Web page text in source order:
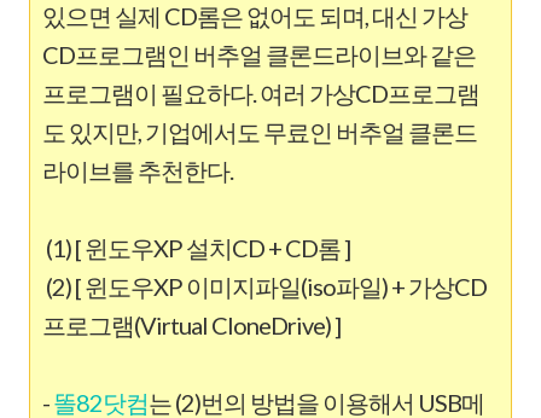
있으면 실제 CD롬은 없어도 되며, 대신 가상
CD프로그램인 버추얼 클론드라이브와 같은
프로그램이 필요하다. 여러 가상CD프로그램
도 있지만, 기업에서도 무료인 버추얼 클론드
라이브를 추천한다.
(1) [ 윈도우XP 설치CD + CD롬 ]
(2) [ 윈도우XP 이미지파일(iso파일) + 가상CD
프로그램(Virtual CloneDrive) ]
-똘82닷컴는 (2)번의 방법을 이용해서 USB메